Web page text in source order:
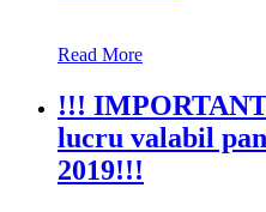
Read More
!!!
lucru valabil
2019!!!